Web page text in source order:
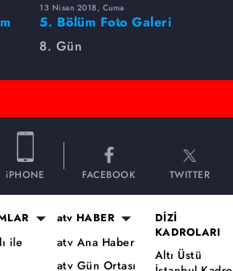
13 Nisan 2018, Cuma
5. Bölüm Foto Galeri
8. Gün
iPHONE FACEBOOK TWITTER
ile
atv HABER
atv Ana Haber
atv Gün Ortası
DİZİ
KADROLARI
Altı Üstü